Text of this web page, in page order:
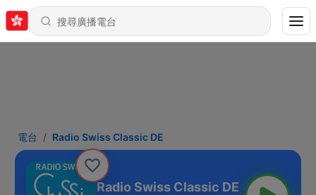
電台 Radio Swiss Classic DE
Radio Swiss Classic DE